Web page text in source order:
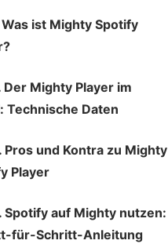
Was ist Mighty Spotify
Der Mighty Player im
Technische Daten
Pros und Kontra zu Mighty
Player
Spotify auf Mighty nutzen:
für-Schritt-Anleitung